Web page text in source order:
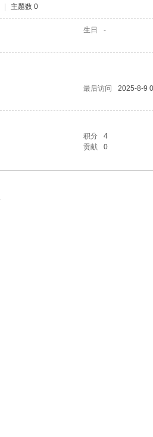
主题数 0
生日 -
最后访问
2025-8-9
积分
4
贡献 0